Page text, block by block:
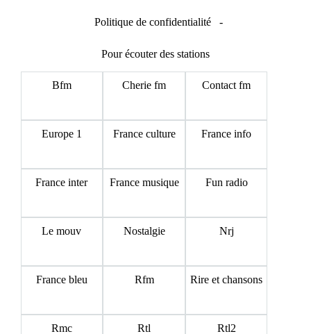
Politique de confidentialité -
Pour écouter des stations
Bfm Cherie fm Contact fm
Europe 1 France culture France info
France inter France musique Fun radio
Le mouv Nostalgie Nrj
France bleu Rfm Rire et chansons
Rmc Rtl Rtl2